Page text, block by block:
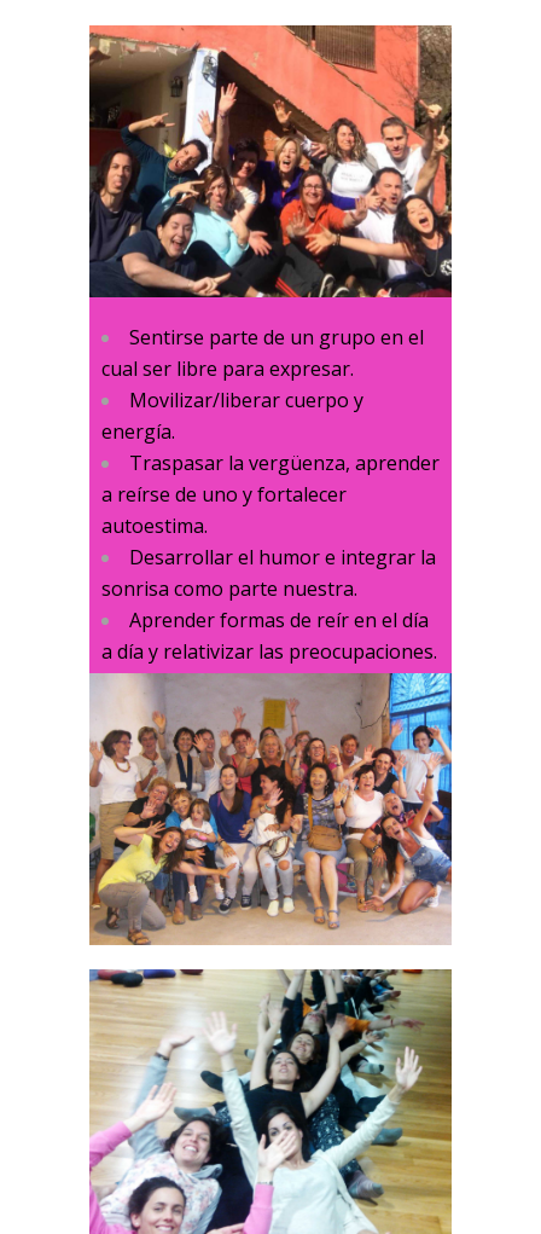
Sentirse parte de un grupo en el
cual ser libre para expresar.
Movilizar/liberar cuerpo y
energía.
Traspasar la vergüenza, aprender
a reírse de uno y fortalecer
autoestima.
Desarrollar el humor e integrar la
sonrisa como parte nuestra.
Aprender formas de reír en el día
a día y relativizar las preocupaciones.